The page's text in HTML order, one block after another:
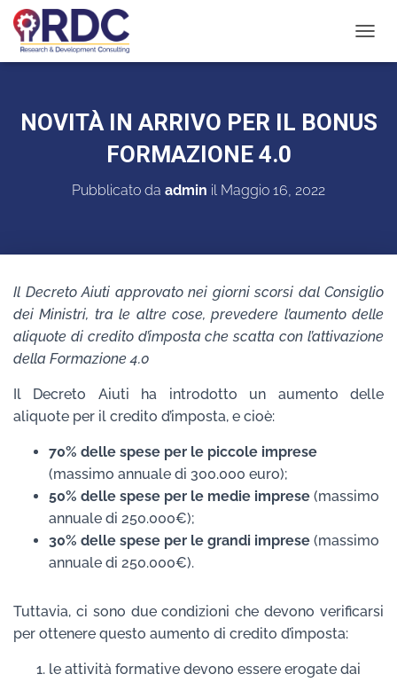
A
G
A
L
E
NOVITÀ IN ARRIVO PER IL BONUS
FORMAZIONE 4.0
Pubblicato da admin il Maggio 16, 2022
Il Decreto Aiuti approvato nei giorni scorsi dal Consiglio
dei Ministri, tra le altre cose, prevedere l’aumento delle
aliquote di credito d’imposta che scatta con l’attivazione
della Formazione 4.0
Il Decreto Aiuti ha introdotto un aumento delle
aliquote per il credito d’imposta, e cioè:
70% delle spese per le piccole imprese
(massimo annuale di 300.000 euro);
50% delle spese per le medie imprese (massimo
annuale di 250.000€);
30% delle spese per le grandi imprese (massimo
annuale di 250.000€).
Tuttavia, ci sono due condizioni che devono verificarsi
per ottenere questo aumento di credito d’imposta:
le attività formative devono essere erogate dai